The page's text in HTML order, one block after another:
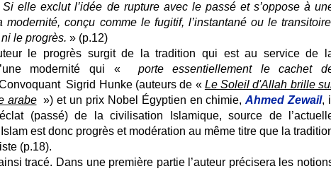
elle exclut l’idée de rupture avec le passé et s’oppose à
conçu comme le fugitif, l’instantané ou le
le progrès. » (p.12)
le progrès surgit de la tradition qui est au service de
modernité qui « porte essentiellement le cachet
Sigrid Hunke (auteurs de « Le Soleil d'Allah brille
arabe ») et un prix Nobel Égyptien en chimie,Ahmed Zewail, il
(passé) de la civilisation Islamique, source de
est donc progrès et modération au même titre que la
(p.18).
tracé. Dans une première partie l’auteur précisera les